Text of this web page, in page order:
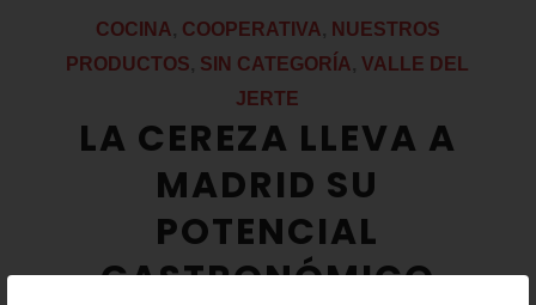
COCINA COOPERATIVA
NUESTROS
PRODUCTOS SIN CATEGORÍA ,VALLE DEL
JERTE
LA CEREZA LLEVA A
MADRID SU
POTENCIAL
GASTRONÓMICO